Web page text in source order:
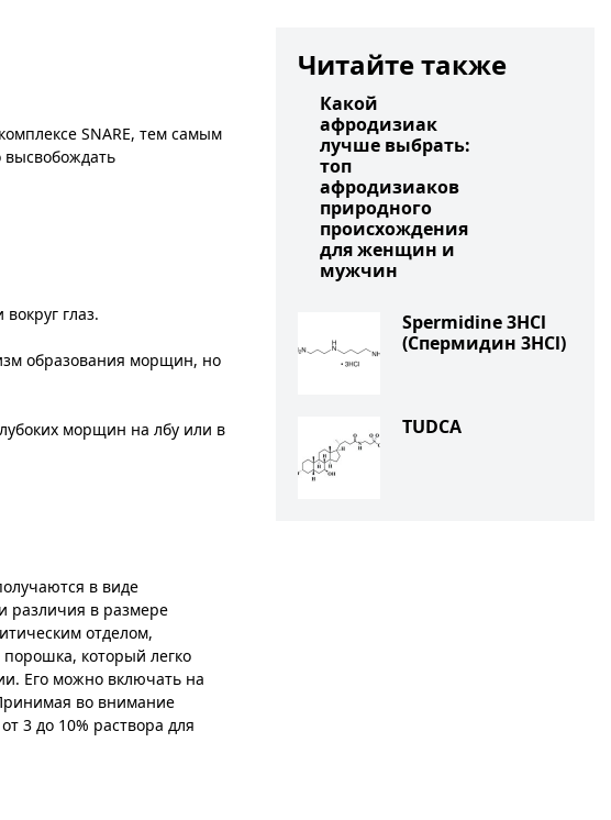
SNARE, тем самым
высвобождать
глаз.
образования морщин, но
морщин на лбу или в
в виде
различия в размере
отделом,
который легко
Его можно включать на
во внимание
3 до 10% раствора для
Читайте также
Какой
афродизиак
лучше выбрать:
топ
афродизиаков
природного
происхождения
для женщин и
мужчин
Spermidine 3HCl
(Спермидин 3HCl)
TUDCA